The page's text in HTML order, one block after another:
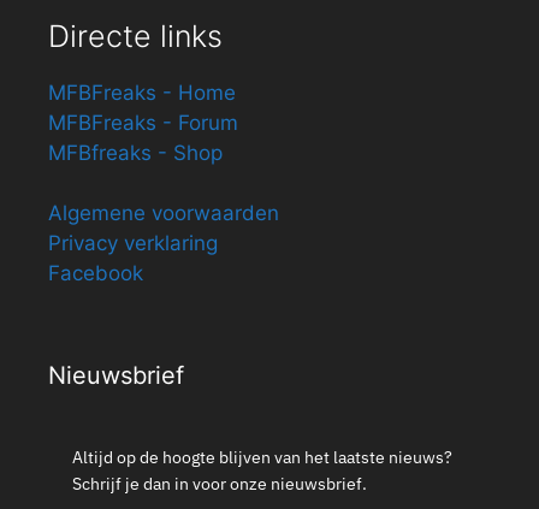
Directe links
MFBFreaks - Home
MFBFreaks - Forum
MFBfreaks - Shop
Algemene voorwaarden
Privacy verklaring
Facebook
Nieuwsbrief
Altijd op de hoogte blijven van het laatste nieuws?
Schrijf je dan in voor onze nieuwsbrief.